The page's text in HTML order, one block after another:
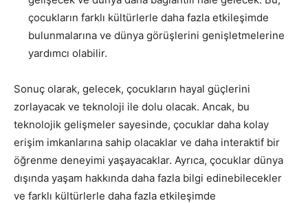
çocukların farklı kültürlerle daha fazla etkileşimde
bulunmalarına ve dünya görüşlerini genişletmelerine
yardımcı olabilir.
Sonuç olarak, gelecek, çocukların hayal güçlerini
zorlayacak ve teknoloji ile dolu olacak. Ancak, bu
teknolojik gelişmeler sayesinde, çocuklar daha kolay
erişim imkanlarına sahip olacaklar ve daha interaktif bir
öğrenme deneyimi yaşayacaklar. Ayrıca, çocuklar dünya
dışında yaşam hakkında daha fazla bilgi edinebilecekler
ve farklı kültürlerle daha fazla etkileşimde